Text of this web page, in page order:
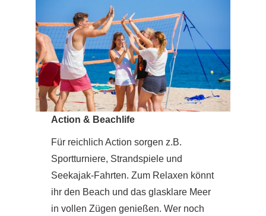
Action & Beachlife
Für reichlich Action sorgen z.B.
Sportturniere, Strandspiele und
Seekajak-Fahrten. Zum Relaxen könnt
ihr den Beach und das glasklare Meer
in vollen Zügen genießen. Wer noch